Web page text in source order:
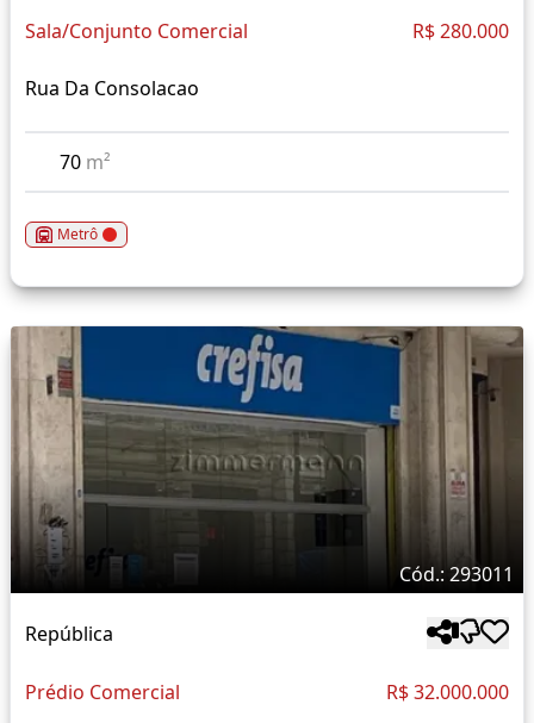
Sala/Conjunto Comercial R$ 280.000
Rua Da Consolacao
70 m²
Metrô
Cód.: 293011
República
Prédio Comercial R$ 32.000.000